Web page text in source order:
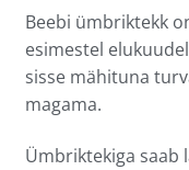
Beebi ümbriktekk
esimestel
sisse mähituna
magama.
Ümbriktekiga saab